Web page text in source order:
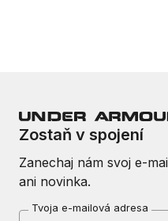
Zostaň v spojení
Zanechaj nám svoj e-
ani novinka.
Tvoja e-mailová adresa